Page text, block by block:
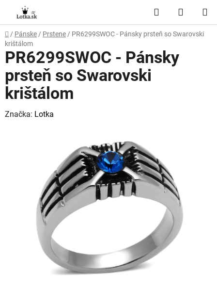
obsah
Hľadať
KOŠÍK
Domov
/ Pánske / Prstene / PR6299SWOC - Pánsky prsteň so Swarovski
krištálom
PR6299SWOC - Pánsky
prsteň so Swarovski
krištálom
Značka: Lotka